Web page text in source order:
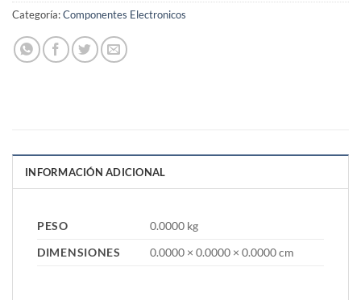
Categoría:Componentes Electronicos
INFORMACIÓN ADICIONAL
PESO
0.0000 kg
DIMENSIONES
0.0000 × 0.0000 × 0.0000 cm